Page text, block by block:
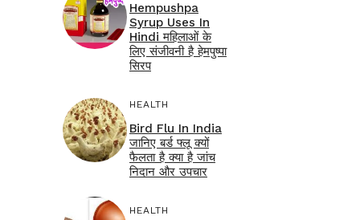
Hempushpa
Syrup Uses In
Hindi महिलाओं के
लिए संजीवनी है हेमपुष्पा
सिरप
HEALTH
Bird Flu In India
जानिए बर्ड फ्लू क्यों
फैलता है क्या है जांच
निदान और उपचार
HEALTH